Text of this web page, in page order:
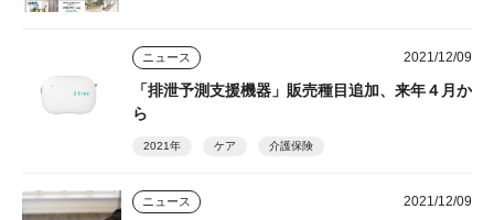
ニュース 2021/12/09
「排泄予測支援機器」販売種目追加、来年４月か
ら
2021年 ケア 介護保険
ニュース 2021/12/09